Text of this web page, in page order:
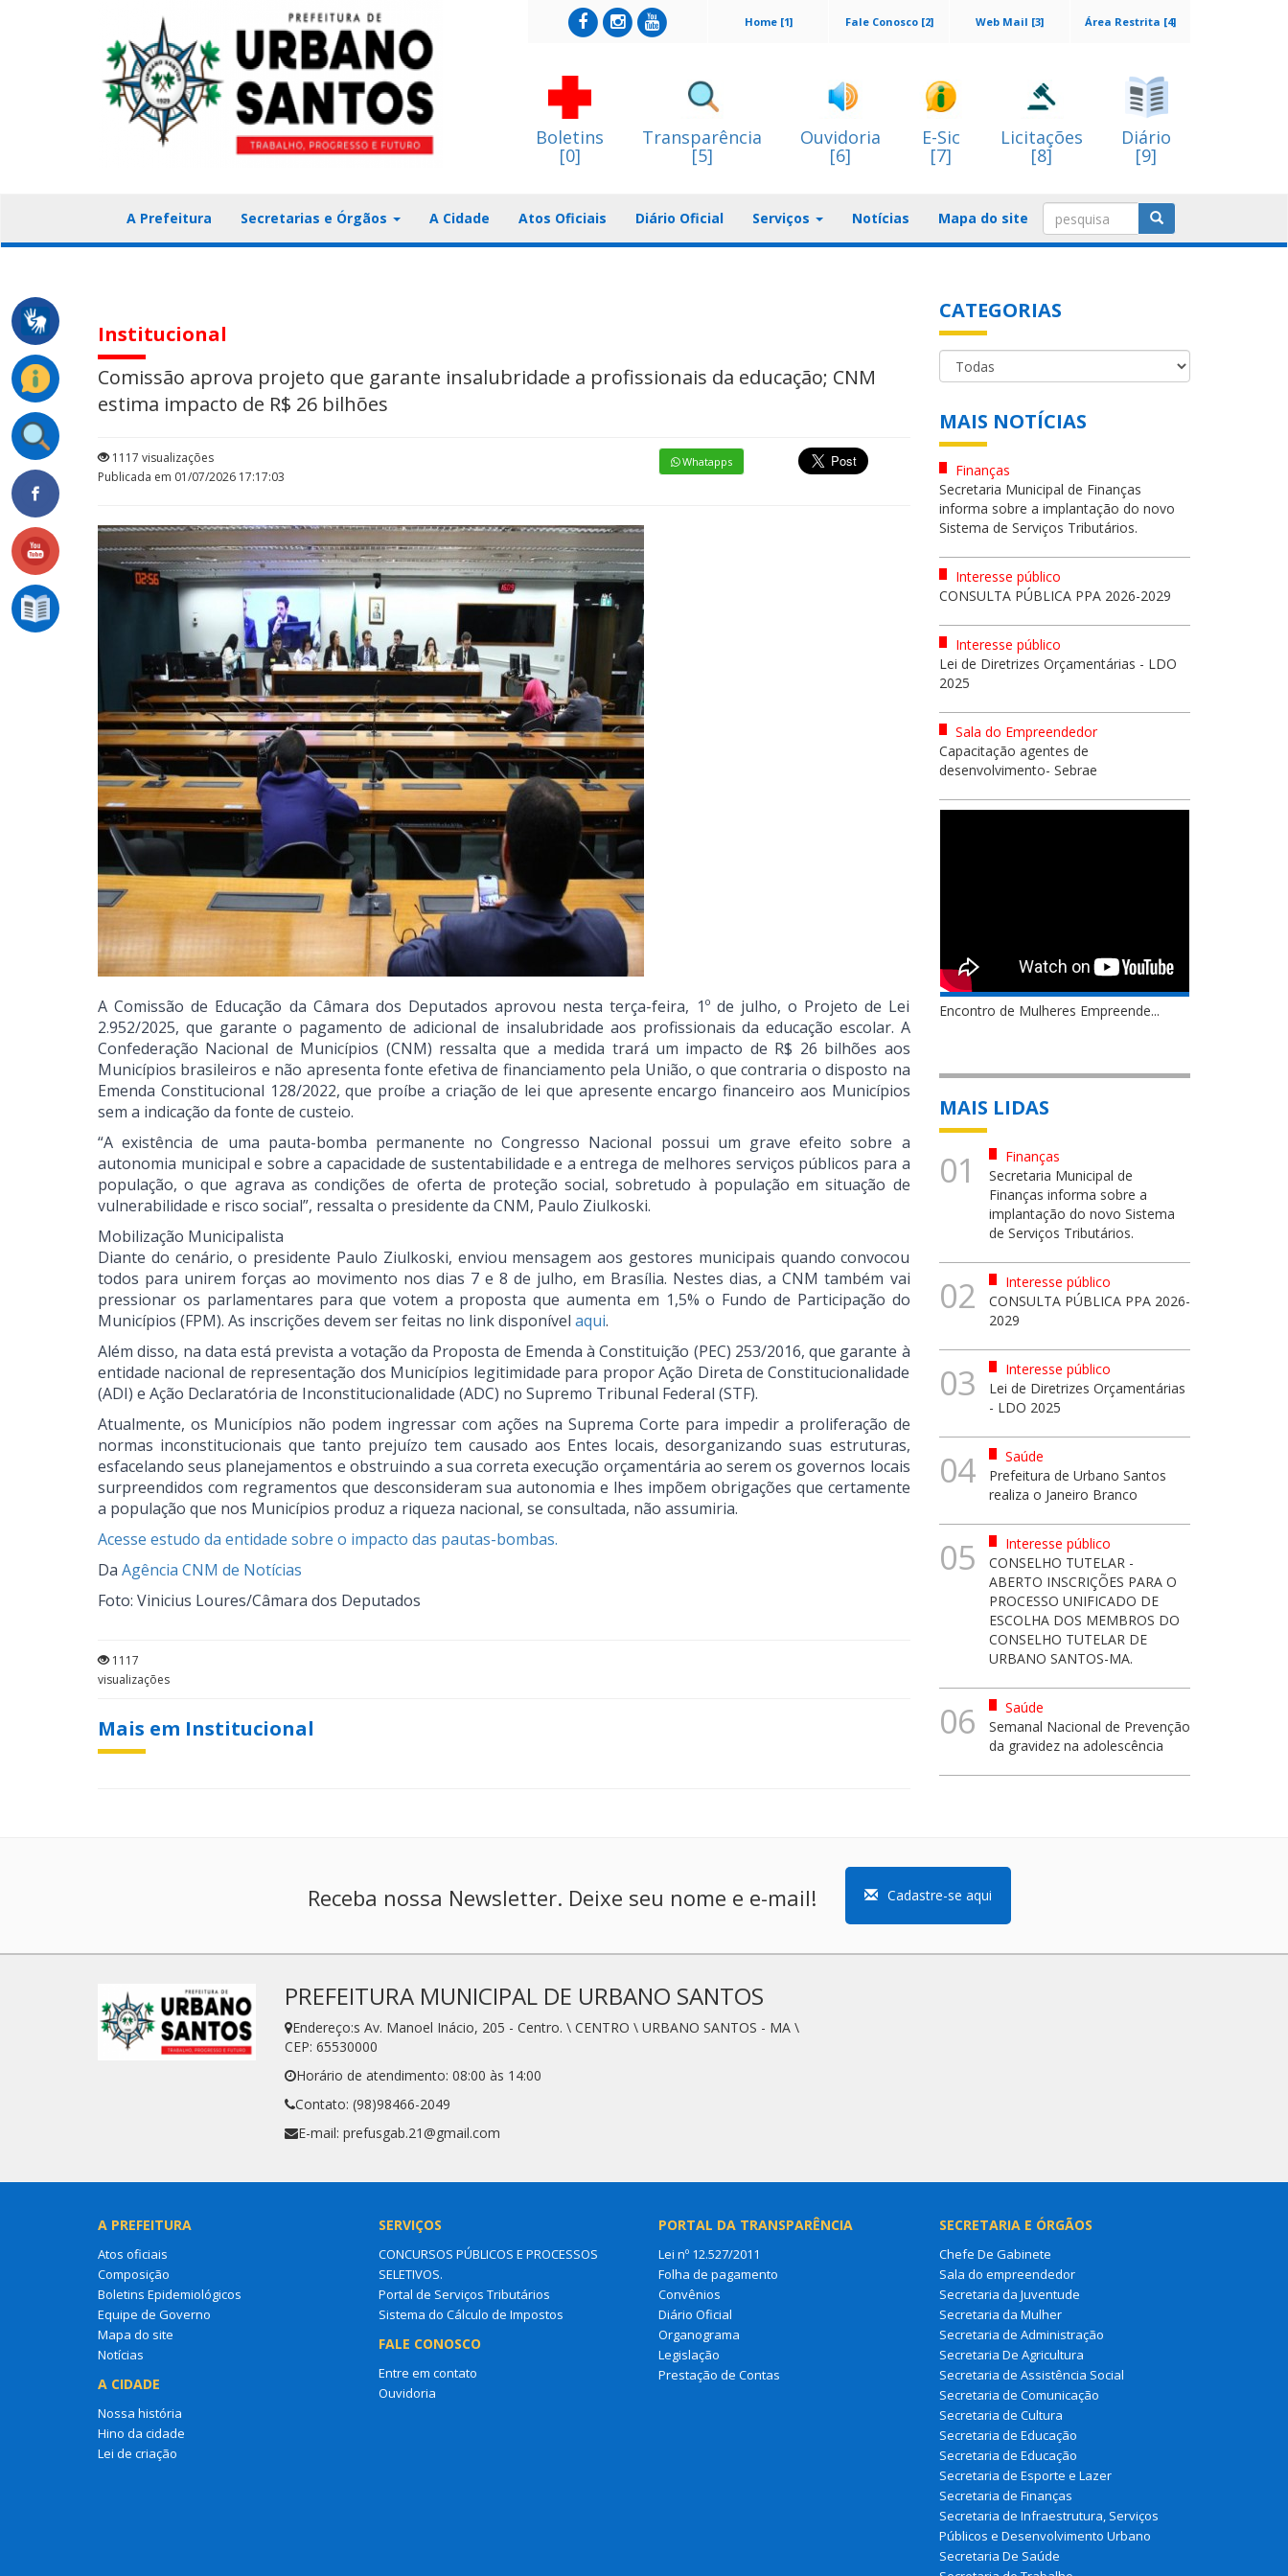
Área Restrita [4]
Web Mail [3]
Fale Conosco [2]
Home [1]
Boletins
[0]
Transparência
[5]
Ouvidoria
[6]
E-Sic
[7]
Licitações
[8]
Diário
[9]
A Prefeitura Secretarias e Órgãos A Cidade Atos Oficiais Diário Oficial Serviços Notícias Mapa do site
Institucional
Comissão aprova projeto que garante insalubridade a profissionais da educação; CNM
estima impacto de R$ 26 bilhões
1117 visualizações
Publicada em 01/07/2026 17:17:03
Whatapps
A Comissão de Educação da Câmara dos Deputados aprovou nesta terça-feira, 1º de julho, o Projeto de Lei
2.952/2025, que garante o pagamento de adicional de insalubridade aos profissionais da educação escolar. A
Confederação Nacional de Municípios (CNM) ressalta que a medida trará um impacto de R$ 26 bilhões aos
Municípios brasileiros e não apresenta fonte efetiva de financiamento pela União, o que contraria o disposto na
Emenda Constitucional 128/2022, que proíbe a criação de lei que apresente encargo financeiro aos Municípios
sem a indicação da fonte de custeio.
“A existência de uma pauta-bomba permanente no Congresso Nacional possui um grave efeito sobre a
autonomia municipal e sobre a capacidade de sustentabilidade e a entrega de melhores serviços públicos para a
população, o que agrava as condições de oferta de proteção social, sobretudo à população em situação de
vulnerabilidade e risco social”, ressalta o presidente da CNM, Paulo Ziulkoski.
Mobilização Municipalista
Diante do cenário, o presidente Paulo Ziulkoski, enviou mensagem aos gestores municipais quando convocou
todos para unirem forças ao movimento nos dias 7 e 8 de julho, em Brasília. Nestes dias, a CNM também vai
pressionar os parlamentares para que votem a proposta que aumenta em 1,5% o Fundo de Participação do
Municípios (FPM). As inscrições devem ser feitas no link disponível aqui.
Além disso, na data está prevista a votação da Proposta de Emenda à Constituição (PEC) 253/2016, que garante à
entidade nacional de representação dos Municípios legitimidade para propor Ação Direta de Constitucionalidade
(ADI) e Ação Declaratória de Inconstitucionalidade (ADC) no Supremo Tribunal Federal (STF).
Atualmente, os Municípios não podem ingressar com ações na Suprema Corte para impedir a proliferação de
normas inconstitucionais que tanto prejuízo tem causado aos Entes locais, desorganizando suas estruturas,
esfacelando seus planejamentos e obstruindo a sua correta execução orçamentária ao serem os governos locais
surpreendidos com regramentos que desconsideram sua autonomia e lhes impõem obrigações que certamente
a população que nos Municípios produz a riqueza nacional, se consultada, não assumiria.
Acesse estudo da entidade sobre o impacto das pautas-bombas.
Da Agência CNM de Notícias
Foto: Vinicius Loures/Câmara dos Deputados
1117
visualizações
Mais em Institucional
CATEGORIAS
MAIS NOTÍCIAS
Finanças
Secretaria Municipal de Finanças
informa sobre a implantação do novo
Sistema de Serviços Tributários.
Interesse público
CONSULTA PÚBLICA PPA 2026-2029
Interesse público
Lei de Diretrizes Orçamentárias - LDO
2025
Sala do Empreendedor
Capacitação agentes de
desenvolvimento- Sebrae
Encontro de Mulheres Empreende...
MAIS LIDAS
01
Finanças
Secretaria Municipal de
Finanças informa sobre a
implantação do novo Sistema
de Serviços Tributários.
02
Interesse público
CONSULTA PÚBLICA PPA 2026-
2029
03
Interesse público
Lei de Diretrizes Orçamentárias
- LDO 2025
04
Saúde
Prefeitura de Urbano Santos
realiza o Janeiro Branco
05
Interesse público
CONSELHO TUTELAR -
ABERTO INSCRIÇÕES PARA O
PROCESSO UNIFICADO DE
ESCOLHA DOS MEMBROS DO
CONSELHO TUTELAR DE
URBANO SANTOS-MA.
06
Saúde
Semanal Nacional de Prevenção
da gravidez na adolescência
Receba nossa Newsletter. Deixe seu nome e e-mail! Cadastre-se aqui
PREFEITURA MUNICIPAL DE URBANO SANTOS
Endereço:s Av. Manoel Inácio, 205 - Centro. \ CENTRO \ URBANO SANTOS - MA \
CEP: 65530000
Horário de atendimento: 08:00 às 14:00
Contato: (98)98466-2049
E-mail: prefusgab.21@gmail.com
A PREFEITURA
Atos oficiais
Composição
Boletins Epidemiológicos
Equipe de Governo
Mapa do site
Notícias
A CIDADE
Nossa história
Hino da cidade
Lei de criação
SERVIÇOS
CONCURSOS PÚBLICOS E PROCESSOS
SELETIVOS.
Portal de Serviços Tributários
Sistema do Cálculo de Impostos
FALE CONOSCO
Entre em contato
Ouvidoria
PORTAL DA TRANSPARÊNCIA
Lei nº 12.527/2011
Folha de pagamento
Convênios
Diário Oficial
Organograma
Legislação
Prestação de Contas
SECRETARIA E ÓRGÃOS
Chefe De Gabinete
Sala do empreendedor
Secretaria da Juventude
Secretaria da Mulher
Secretaria de Administração
Secretaria De Agricultura
Secretaria de Assistência Social
Secretaria de Comunicação
Secretaria de Cultura
Secretaria de Educação
Secretaria de Educação
Secretaria de Esporte e Lazer
Secretaria de Finanças
Secretaria de Infraestrutura, Serviços
Públicos e Desenvolvimento Urbano
Secretaria De Saúde